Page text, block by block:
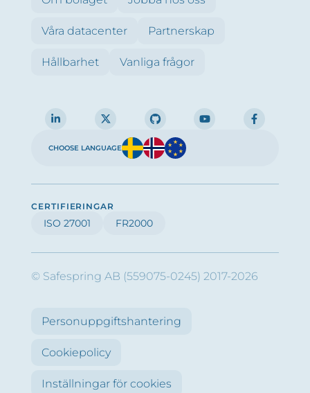
Våra datacenter Partnerskap
Hållbarhet Vanliga frågor
CHOOSE LANGUAGE
CERTIFIERINGAR
ISO 27001 FR2000
© Safespring AB (559075-0245) 2017-2026
Personuppgiftshantering
Cookiepolicy
Inställningar för cookies